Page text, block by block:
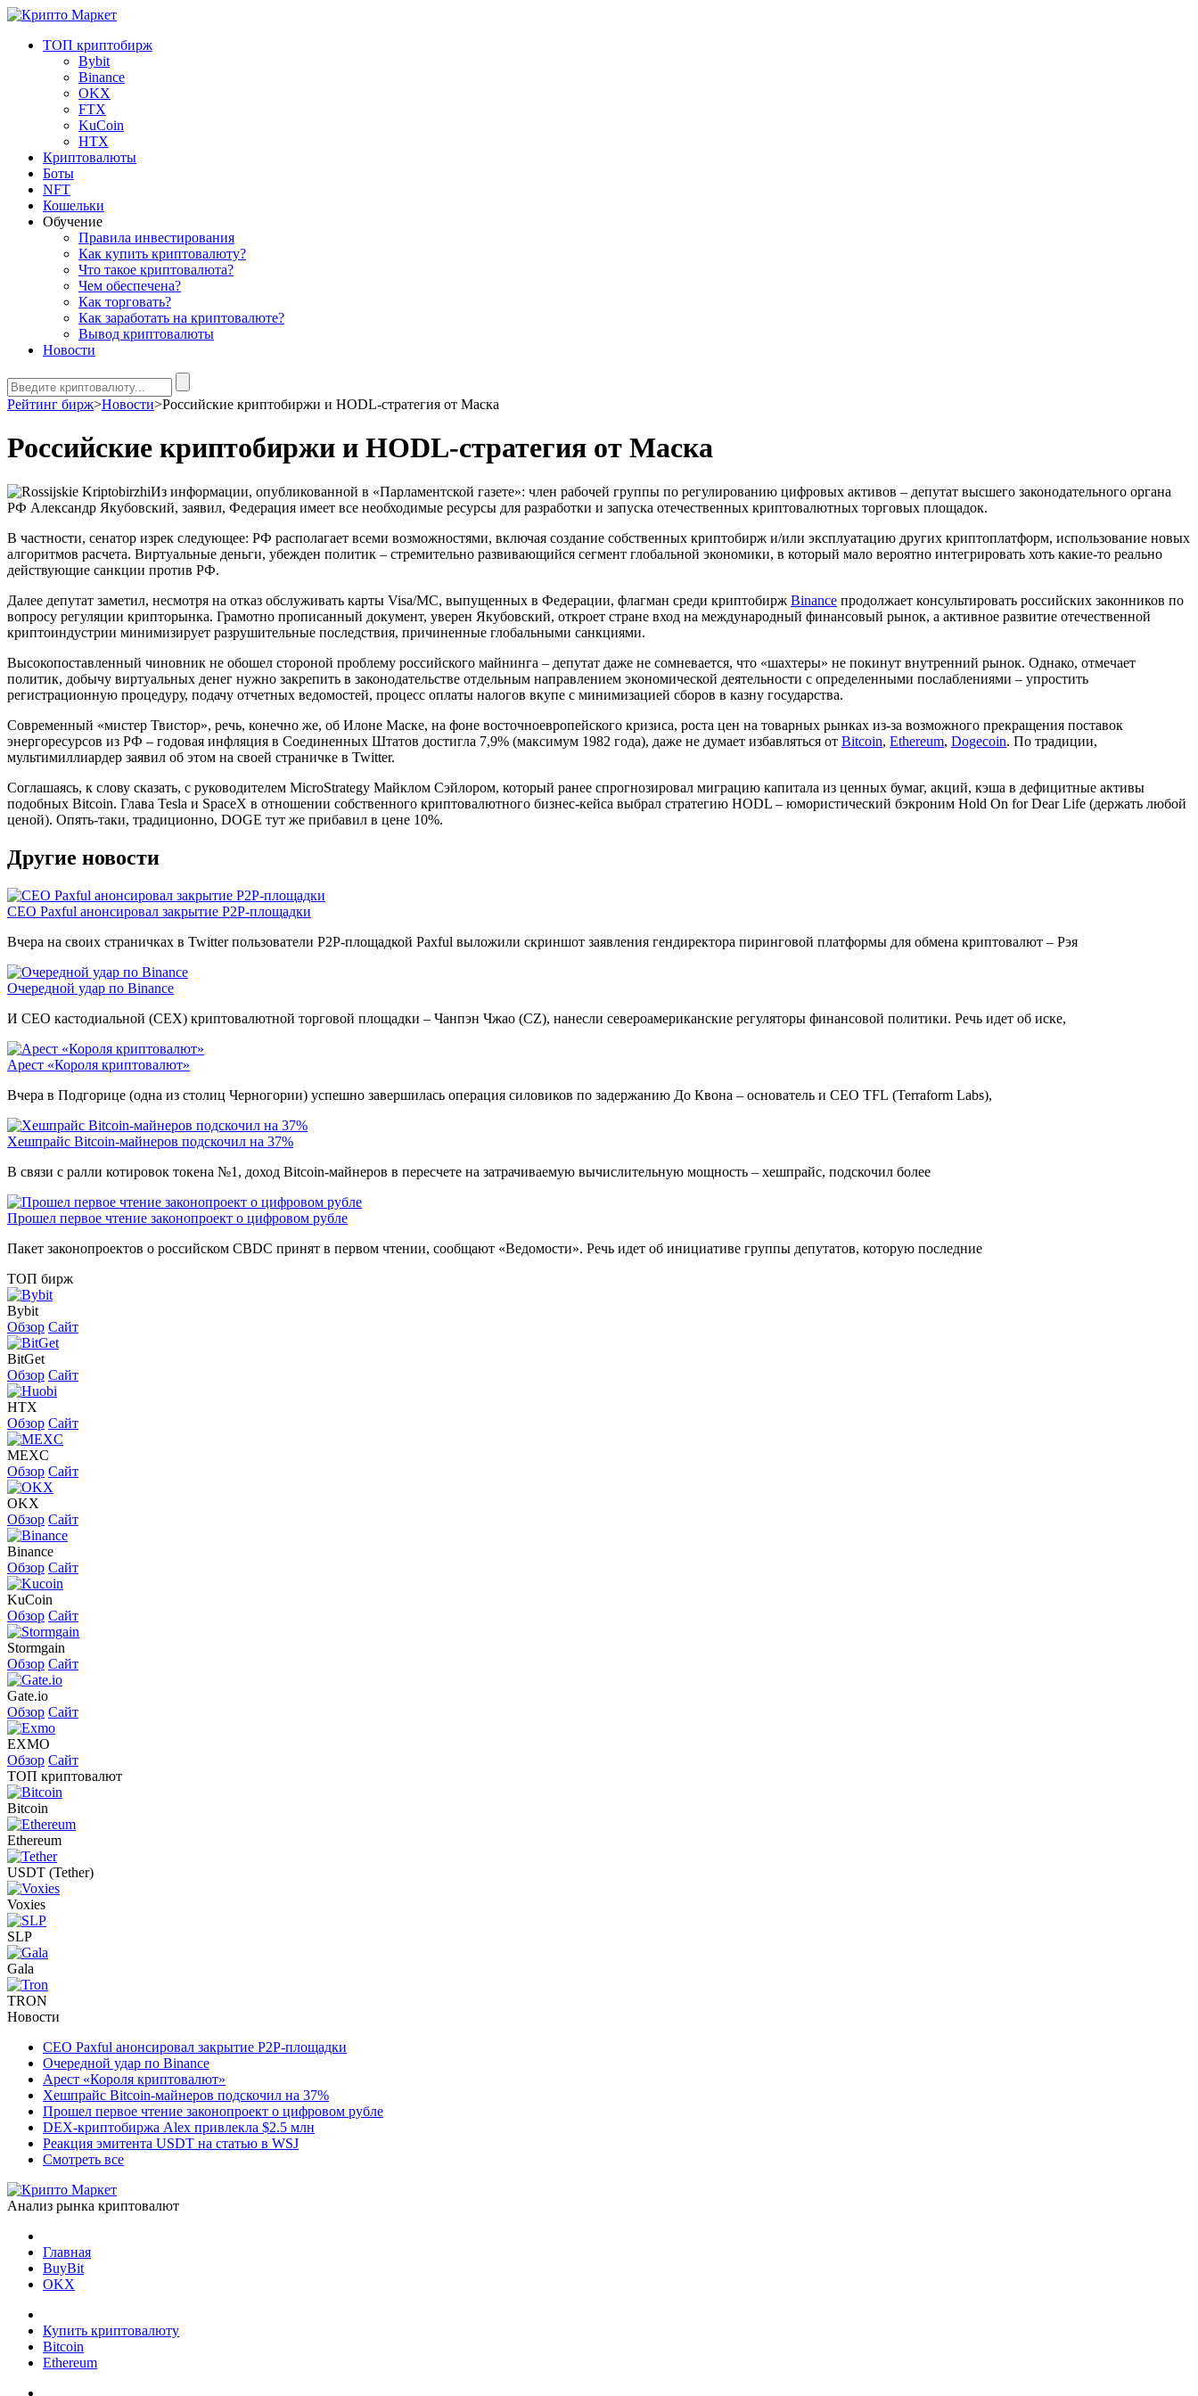
ТОП криптобирж
Bybit
Binance
OKX
FTX
KuCoin
HTX
Криптовалюты
Боты
NFT
Кошельки
Обучение
Правила инвестирования
Как купить криптовалюту?
Что такое криптовалюта?
Чем обеспечена?
Как торговать?
Как заработать на криптовалюте?
Вывод криптовалюты
Новости
Рейтинг бирж>Новости>Российские криптобиржи и HODL-стратегия от Маска
Российские криптобиржи и HODL-стратегия от Маска
Из информации, опубликованной в «Парламентской газете»: член рабочей группы по регулированию цифровых активов – депутат высшего законодательного органа
РФ Александр Якубовский, заявил, Федерация имеет все необходимые ресурсы для разработки и запуска отечественных криптовалютных торговых площадок.
В частности, сенатор изрек следующее: РФ располагает всеми возможностями, включая создание собственных криптобирж и/или эксплуатацию других криптоплатформ, использование новых
алгоритмов расчета. Виртуальные деньги, убежден политик – стремительно развивающийся сегмент глобальной экономики, в который мало вероятно интегрировать хоть какие-то реально
действующие санкции против РФ.
Далее депутат заметил, несмотря на отказ обслуживать карты Visa/MC, выпущенных в Федерации, флагман среди криптобирж Binance продолжает консультировать российских законников по
вопросу регуляции крипторынка. Грамотно прописанный документ, уверен Якубовский, откроет стране вход на международный финансовый рынок, а активное развитие отечественной
криптоиндустрии минимизирует разрушительные последствия, причиненные глобальными санкциями.
Высокопоставленный чиновник не обошел стороной проблему российского майнинга – депутат даже не сомневается, что «шахтеры» не покинут внутренний рынок. Однако, отмечает
политик, добычу виртуальных денег нужно закрепить в законодательстве отдельным направлением экономической деятельности с определенными послаблениями – упростить
регистрационную процедуру, подачу отчетных ведомостей, процесс оплаты налогов вкупе с минимизацией сборов в казну государства.
Современный «мистер Твистор», речь, конечно же, об Илоне Маске, на фоне восточноевропейского кризиса, роста цен на товарных рынках из-за возможного прекращения поставок
энергоресурсов из РФ – годовая инфляция в Соединенных Штатов достигла 7,9% (максимум 1982 года), даже не думает избавляться от Bitcoin, Ethereum, Dogecoin. По традиции,
мультимиллиардер заявил об этом на своей страничке в Twitter.
Соглашаясь, к слову сказать, с руководителем MicroStrategy Майклом Сэйлором, который ранее спрогнозировал миграцию капитала из ценных бумаг, акций, кэша в дефицитные активы
подобных Bitcoin. Глава Tesla и SpaceX в отношении собственного криптовалютного бизнес-кейса выбрал стратегию HODL – юмористический бэкроним Hold On for Dear Life (держать любой
ценой). Опять-таки, традиционно, DOGE тут же прибавил в цене 10%.
Другие новости
CEO Paxful анонсировал закрытие P2P-площадки
Вчера на своих страничках в Twitter пользователи P2P-площадкой Paxful выложили скриншот заявления гендиректора пиринговой платформы для обмена криптовалют – Рэя
Очередной удар по Binance
И CEO кастодиальной (CEX) криптовалютной торговой площадки – Чанпэн Чжао (CZ), нанесли североамериканские регуляторы финансовой политики. Речь идет об иске,
Арест «Короля криптовалют»
Вчера в Подгорице (одна из столиц Черногории) успешно завершилась операция силовиков по задержанию До Квона – основатель и CEO TFL (Terraform Labs),
Хешпрайс Bitcoin-майнеров подскочил на 37%
В связи с ралли котировок токена №1, доход Bitcoin-майнеров в пересчете на затрачиваемую вычислительную мощность – хешпрайс, подскочил более
Прошел первое чтение законопроект о цифровом рубле
Пакет законопроектов о российском CBDC принят в первом чтении, сообщают «Ведомости». Речь идет об инициативе группы депутатов, которую последние
ТОП бирж
Bybit
Обзор Сайт
BitGet
Обзор Сайт
HTX
Обзор Сайт
MEXC
Обзор Сайт
OKX
Обзор Сайт
Binance
Обзор Сайт
KuCoin
Обзор Сайт
Stormgain
Обзор Сайт
Gate.io
Обзор Сайт
EXMO
Обзор Сайт
ТОП криптовалют
Bitcoin
Ethereum
USDT (Tether)
Voxies
SLP
Gala
TRON
Новости
CEO Paxful анонсировал закрытие P2P-площадки
Очередной удар по Binance
Арест «Короля криптовалют»
Хешпрайс Bitcoin-майнеров подскочил на 37%
Прошел первое чтение законопроект о цифровом рубле
DEX-криптобиржа Alex привлекла $2.5 млн
Реакция эмитента USDT на статью в WSJ
Смотреть все
Анализ рынка криптовалют
Главная
BuyBit
OKX
Купить криптовалюту
Bitcoin
Ethereum